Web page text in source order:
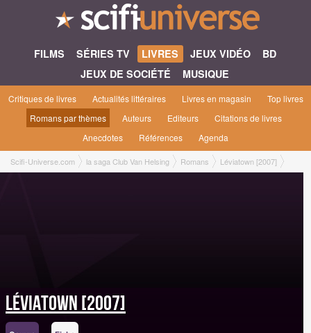
FILMS SÉRIES TV LIVRES JEUX VIDÉO
BD
JEUX DE SOCIÉTÉ
MUSIQUE
Critiques de livres Actualités littéraires Livres en magasin
Top livres
Romans par thèmes
Auteurs Editeurs
Citations de livres
Anecdotes
Références Agenda
Scifi-Universe.com la saga Club Van Helsing Romans Léviatown [2007]
Léviatown [2007]